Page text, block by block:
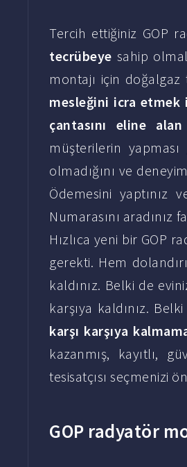
Tercih ettiğiniz GOP
tecrübeye sahip
montajı için doğalgaz
mesleğini icra etmek
çantasını eline
müşterilerin
olmadığını ve
Ödemesini yaptınız
Numarasını aradınız
Hızlıca yeni bir GOP
gerekti. Hem
kaldınız. Belki de
karşıya kaldınız.
karşı karşıya
kazanmış, kayıtlı,
tesisatçısı seçmenizi
GOP radyatör